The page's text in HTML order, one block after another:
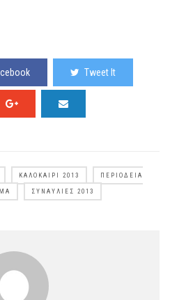
Tweet It
ΚΑΛΟΚΑΊΡΙ 2013 ΠΕΡΙΟΔΕΊΑ
ΣΥΝΑΥΛΊΕΣ 2013